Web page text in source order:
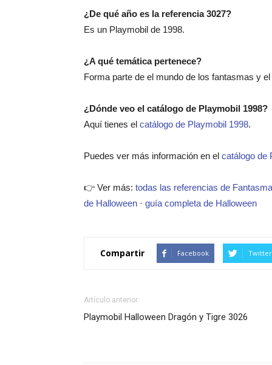
¿De qué año es la referencia 3027?
Es un Playmobil de 1998.
¿A qué temática pertenece?
Forma parte de el mundo de los fantasmas y
¿Dónde veo el catálogo de Playmobil 1998?
Aquí tienes el catálogo de Playmobil 1998.
Puedes ver más información en el catálogo de
👉 Ver más: todas las referencias de
de Halloween · guía completa de Halloween
Compartir Facebook Twitter
Artículo anterior
Playmobil Halloween Dragón y Tigre 3026